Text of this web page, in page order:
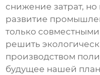
снижение затрат, но
развитие
только
решить
производством
будущее нашей